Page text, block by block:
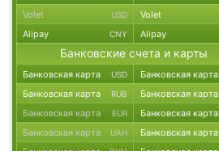
Volet USD Volet
Alipay CNY Alipay
Банковские счета и карты
Банковская карта USD Банковская карта
Банковская карта RUB Банковская карта
Банковская карта EUR Банковская карта
Банковская карта UAH Банковская карта